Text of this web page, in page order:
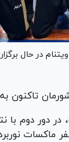
تاکنون
از سریلانکا را مغلوب کرد. وی در دور